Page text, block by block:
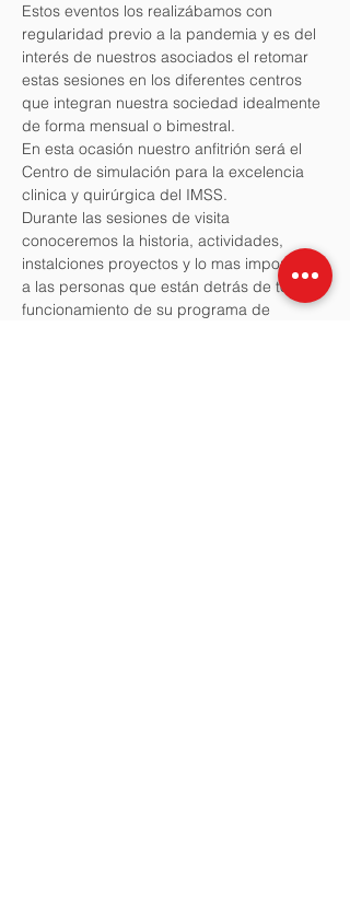
Estos eventos los realizábamos con
regularidad previo a la pandemia y es del
interés de nuestros asociados el retomar
estas sesiones en los diferentes centros
que integran nuestra sociedad idealmente
de forma mensual o bimestral.
En esta ocasión nuestro anfitrión será el
Centro de simulación para la excelencia
clinica y quirúrgica del IMSS.
Durante las sesiones de visita
conoceremos la historia, actividades,
instalciones proyectos y lo mas importante
a las personas que están detrás de todoe l
funcionamiento de su programa de